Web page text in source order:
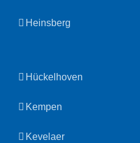
Heinsberg
Hückelhoven
Kempen
Kevelaer